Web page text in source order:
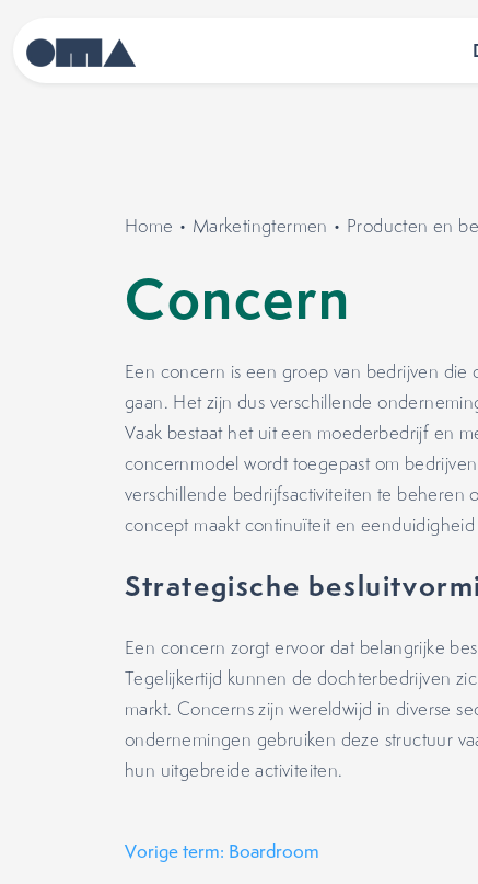
Home • Marketingtermen • Producten en
Concern
Een concern is een groep van bedrijven
gaan. Het zijn dus verschillende
Vaak bestaat het uit een moederbedrijf en
concernmodel wordt toegepast om
verschillende bedrijfsactiviteiten te beheren
concept maakt continuïteit en
Strategische
Een concern zorgt ervoor dat belangrijke
Tegelijkertijd kunnen de dochterbedrijven
markt. Concerns zijn wereldwijd in diverse
ondernemingen gebruiken deze structuur
hun uitgebreide activiteiten.
Vorige term: Boardroom